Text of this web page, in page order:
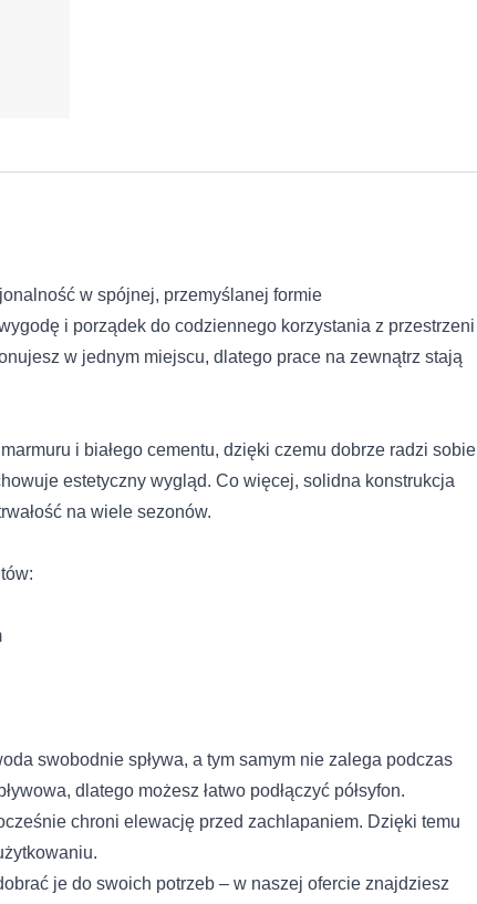
w spójnej, przemyślanej formie
i porządek do codziennego korzystania z przestrzeni
w jednym miejscu, dlatego prace na zewnątrz stają
i białego cementu, dzięki czemu dobrze radzi sobie
estetyczny wygląd. Co więcej, solidna konstrukcja
na wiele sezonów.
swobodnie spływa, a tym samym nie zalega podczas
dlatego możesz łatwo podłączyć półsyfon.
chroni elewację przed zachlapaniem. Dzięki temu
je do swoich potrzeb – w naszej ofercie znajdziesz